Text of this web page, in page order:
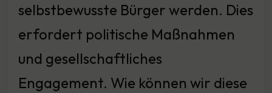
selbstbewusste Bürger werden. Dies
erfordert politische Maßnahmen
und gesellschaftliches
Engagement. Wie können wir diese